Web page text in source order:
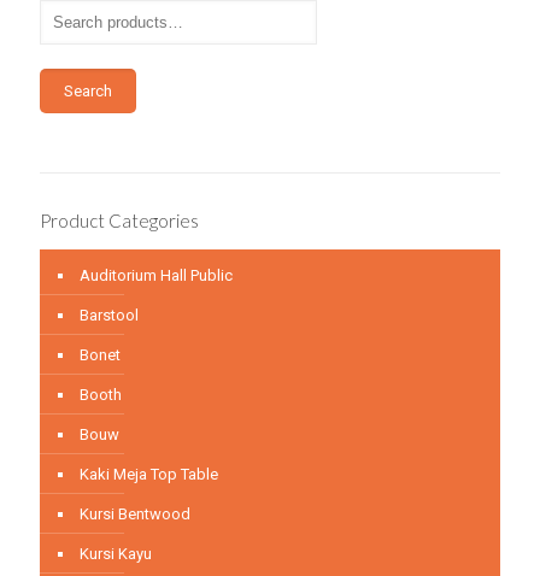
Search
Product Categories
Auditorium Hall Public
Barstool
Bonet
Booth
Bouw
Kaki Meja Top Table
Kursi Bentwood
Kursi Kayu